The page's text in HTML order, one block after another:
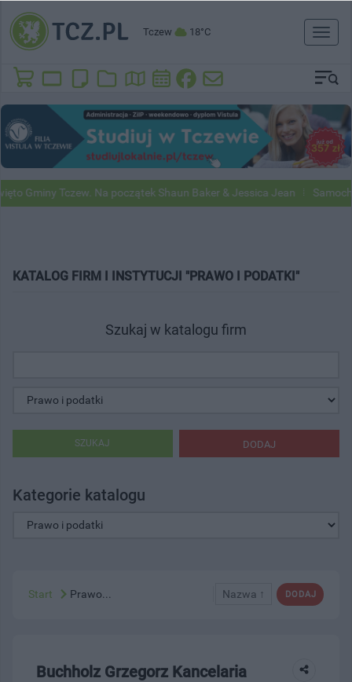
Tczew 18°C
Toggle
Gminy Tczew. Na początek Shaun Baker & Jessica Jean
KATALOG FIRM I INSTYTUCJI "PRAWO I PODATKI"
Szukaj w katalogu firm
DODAJ
SZUKAJ
Kategorie katalogu
DODAJ
Nazwa ↑
Start Prawo...
Buchholz Grzegorz Kancelaria